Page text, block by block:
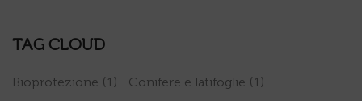
TAG CLOUD
Bioprotezione (1) Conifere e latifoglie (1)